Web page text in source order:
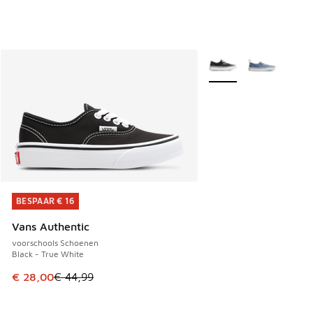
BESPAAR € 16
Vans Authentic
voorschools Schoenen
Black - True White
Dit artikel is in de uitverkoop. Dit artikel is in de
€ 28,00€ 44,99
BESPAAR € 16
Meer kleuren